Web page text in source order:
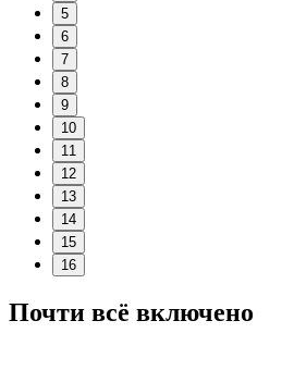
5
6
7
8
9
10
11
12
13
14
15
16
Почти всё включено